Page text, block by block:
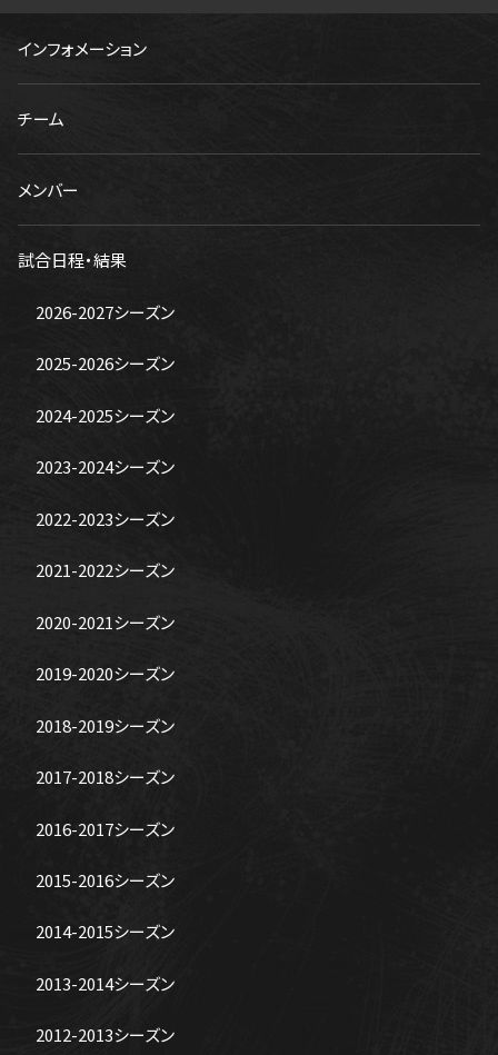
インフォメーション
チーム
メンバー
試合日程・結果
2026-2027シーズン
2025-2026シーズン
2024-2025シーズン
2023-2024シーズン
2022-2023シーズン
2021-2022シーズン
2020-2021シーズン
2019-2020シーズン
2018-2019シーズン
2017-2018シーズン
2016-2017シーズン
2015-2016シーズン
2014-2015シーズン
2013-2014シーズン
2012-2013シーズン